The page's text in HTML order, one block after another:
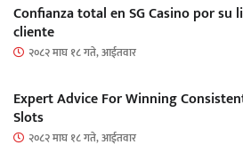
Confianza total en SG Casino por su
cliente
२०८२ माघ १८ गते, आईतवार
Expert Advice For Winning
Slots
२०८२ माघ १८ गते, आईतवार